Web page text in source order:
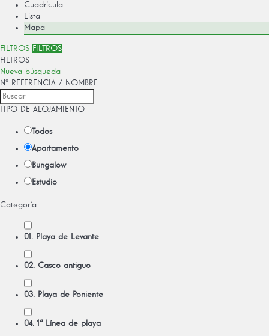
Cuadrícula
Lista
Mapa
FILTROS FILTROS
FILTROS
Nueva búsqueda
Nº REFERENCIA / NOMBRE
TIPO DE ALOJAMIENTO
Todos
Apartamento
Bungalow
Estudio
Categoría
01. Playa de Levante
02. Casco antiguo
03. Playa de Poniente
04. 1ª Línea de playa